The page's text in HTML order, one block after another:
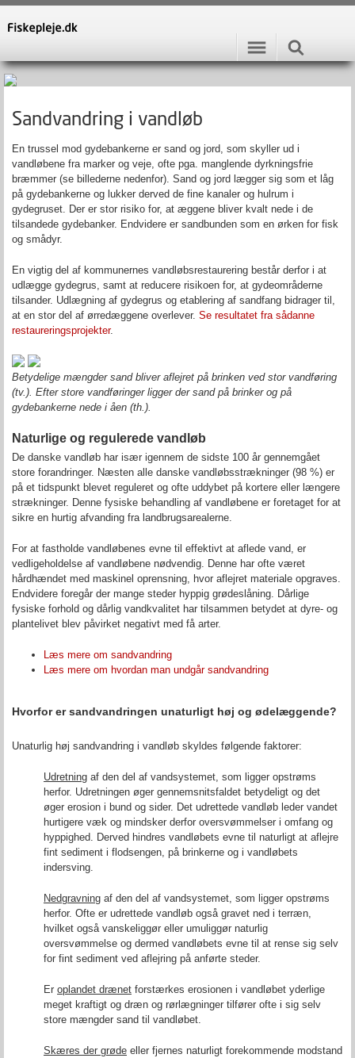
Sandvandring i vandløb
En trussel mod gydebankerne er sand og jord, som skyller ud i
vandløbene fra marker og veje, ofte pga. manglende dyrkningsfrie
bræmmer (se billederne nedenfor). Sand og jord lægger sig som et låg
på gydebankerne og lukker derved de fine kanaler og hulrum i
gydegruset. Der er stor risiko for, at æggene bliver kvalt nede i de
tilsandede gydebanker. Endvidere er sandbunden som en ørken for fisk
og smådyr.
En vigtig del af kommunernes vandløbsrestaurering består derfor i at
udlægge gydegrus, samt at reducere risikoen for, at gydeområderne
tilsander. Udlægning af gydegrus og etablering af sandfang bidrager til,
at en stor del af ørredæggene overlever. Se resultatet fra sådanne
restaureringsprojekter.
Betydelige mængder sand bliver aflejret på brinken ved stor vandføring
(tv.). Efter store vandføringer ligger der sand på brinker og på
gydebankerne nede i åen (th.).
Naturlige og regulerede vandløb
De danske vandløb har især igennem de sidste 100 år gennemgået
store forandringer. Næsten alle danske vandløbsstrækninger (98 %) er
på et tidspunkt blevet reguleret og ofte uddybet på kortere eller længere
strækninger. Denne fysiske behandling af vandløbene er foretaget for at
sikre en hurtig afvanding fra landbrugsarealerne.
For at fastholde vandløbenes evne til effektivt at aflede vand, er
vedligeholdelse af vandløbene nødvendig. Denne har ofte været
hårdhændet med maskinel oprensning, hvor aflejret materiale opgraves.
Endvidere foregår der mange steder hyppig grødeslåning. Dårlige
fysiske forhold og dårlig vandkvalitet har tilsammen betydet at dyre- og
plantelivet blev påvirket negativt med få arter.
Læs mere om sandvandring
Læs mere om hvordan man undgår sandvandring
Hvorfor er sandvandringen unaturligt høj og ødelæggende?
Unaturlig høj sandvandring i vandløb skyldes følgende faktorer:
Udretning af den del af vandsystemet, som ligger opstrøms
herfor. Udretningen øger gennemsnitsfaldet betydeligt og det
øger erosion i bund og sider. Det udrettede vandløb leder vandet
hurtigere væk og mindsker derfor oversvømmelser i omfang og
hyppighed. Derved hindres vandløbets evne til naturligt at aflejre
fint sediment i flodsengen, på brinkerne og i vandløbets
indersving.
Nedgravning af den del af vandsystemet, som ligger opstrøms
herfor. Ofte er udrettede vandløb også gravet ned i terræn,
hvilket også vanskeliggør eller umuliggør naturlig
oversvømmelse og dermed vandløbets evne til at rense sig selv
for fint sediment ved aflejring på anførte steder.
Er oplandet drænet forstærkes erosionen i vandløbet yderlige
meget kraftigt og dræn og rørlægninger tilfører ofte i sig selv
store mængder sand til vandløbet.
Skæres der grøde eller fjernes naturligt forekommende modstand